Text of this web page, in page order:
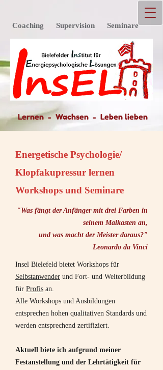
Coaching Supervision Seminare
Lernen -Wachsen - Leben lieben
Energetische Psychologie/
Klopfakupressur lernen
Workshops und Seminare
"Was fängt der Anfänger mit drei Farben in
seinem Malkasten an,
und was macht der Meister daraus?"
Leonardo da Vinci
Insel Bielefeld bietet Workshops für
Selbstanwender und Fort- und Weiterbildung
für Profis an.
Alle Workshops und Ausbildungen
entsprechen hohen qualitativen Standards und
werden entsprechend zertifiziert.
Aktuell biete ich aufgrund meiner
Festanstellung und der Lehrtätigkeit für